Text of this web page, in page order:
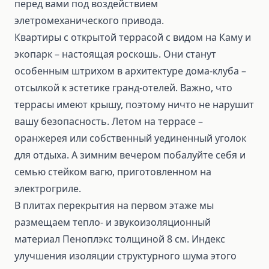
перед вами под воздействием
элетромеханического привода.
Квартиры с открытой террасой с видом на Каму и
экопарк – настоящая роскошь. Они станут
особенным штрихом в архитектуре дома-клуба –
отсылкой к эстетике гранд-отелей. Важно, что
террасы имеют крышу, поэтому ничто не нарушит
вашу безопасность. Летом на террасе –
оранжерея или собственный уединенный уголок
для отдыха. А зимним вечером побалуйте себя и
семью стейком вагю, приготовленном на
электрогриле.
В плитах перекрытия на первом этаже мы
размещаем тепло- и звукоизоляционный
материал Пеноплэкс толщиной 8 см. Индекс
улучшения изоляции структурного шума этого